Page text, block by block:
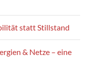
statt Stillstand
& Netze – eine